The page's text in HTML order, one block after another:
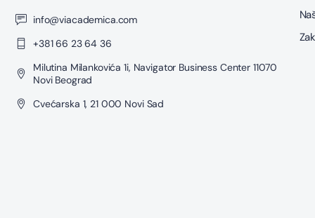
info@viacademica.com
+381 66 23 64 36
Milutina Milankovića 1i, Navigator Business Center 11070
Novi Beograd
Cvećarska 1, 21 000 Novi Sad